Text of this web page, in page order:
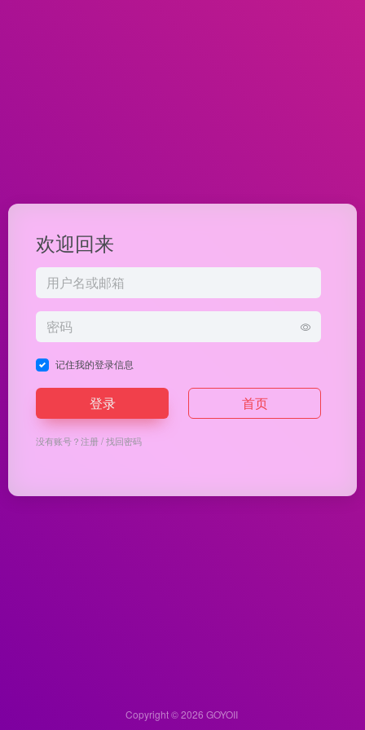
欢迎回来
记住我的登录信息
登录 首页
没有账号？注册/找回密码
Copyright © 2026 GOYOII